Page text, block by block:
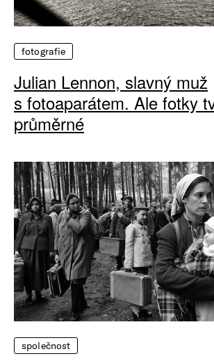
fotografie
Julian Lennon, slavný muž
s fotoaparátem. Ale fotky
průměrné
společnost